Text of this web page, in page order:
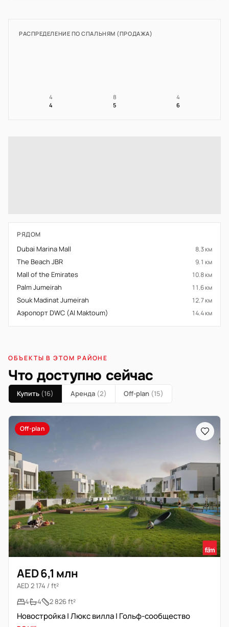
РАСПРЕДЕЛЕНИЕ ПО СПАЛЬНЯМ (ПРОДАЖА)
4
4
8
5
4
6
РЯДОМ
Dubai Marina Mall 8.3 км
The Beach JBR 9.1 км
Mall of the Emirates 10.8 км
Palm Jumeirah 11.6 км
Souk Madinat Jumeirah 12.7 км
Аэропорт DWC (Al Maktoum) 14.4 км
ОБЪЕКТЫ В ЭТОМ РАЙОНЕ
Что доступно сейчас
Купить (16) Аренда (2) Off-plan (15)
Off-plan
AED 6,1 млн
AED 2 174 / ft²
4
4 2 826 ft²
Новостройка | Люкс вилла | Гольф-сообщество